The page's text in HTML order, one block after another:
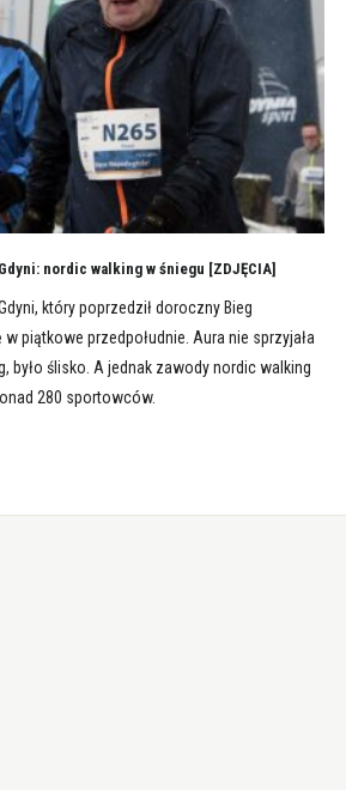
nordic walking w śniegu [ZDJĘCIA]
który poprzedził doroczny Bieg
w piątkowe przedpołudnie. Aura nie sprzyjała
było ślisko. A jednak zawody nordic walking
280 sportowców.